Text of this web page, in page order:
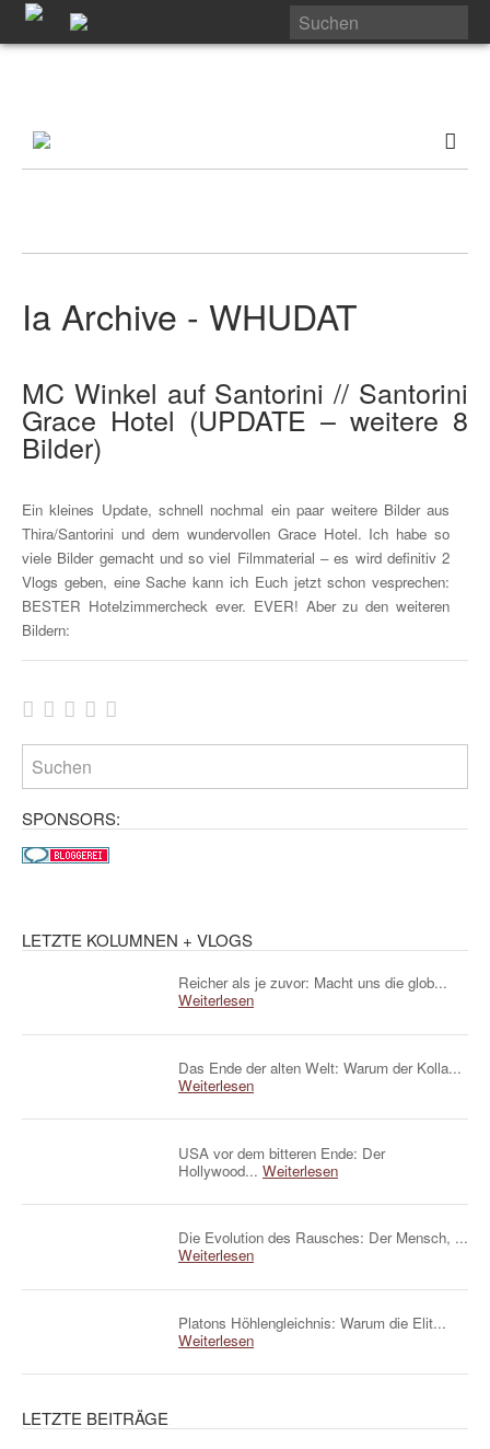
Ia Archive - WHUDAT
MC Winkel auf Santorini // Santorini
Grace Hotel (UPDATE – weitere 8
Bilder)
Ein kleines Update, schnell nochmal ein paar weitere Bilder aus
Thira/Santorini und dem wundervollen Grace Hotel. Ich habe so
viele Bilder gemacht und so viel Filmmaterial – es wird definitiv 2
Vlogs geben, eine Sache kann ich Euch jetzt schon vesprechen:
BESTER Hotelzimmercheck ever. EVER! Aber zu den weiteren
Bildern:
SPONSORS:
LETZTE KOLUMNEN + VLOGS
Reicher als je zuvor: Macht uns die glob...
Weiterlesen
Das Ende der alten Welt: Warum der Kolla...
Weiterlesen
USA vor dem bitteren Ende: Der
Hollywood... Weiterlesen
Die Evolution des Rausches: Der Mensch, ...
Weiterlesen
Platons Höhlengleichnis: Warum die Elit...
Weiterlesen
LETZTE BEITRÄGE